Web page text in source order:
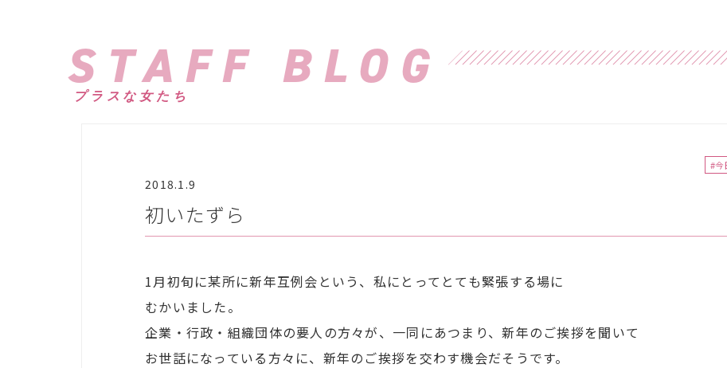
STAFF BLOG
プラスな女たち
#今
2018.1.9
初いたずら
1月初旬に某所に新年互例会という、私にとってとても緊張する場に
むかいました。
企業・行政・組織団体の要人の方々が、一同にあつまり、新年のご挨拶を聞いて
お世話になっている方々に、新年のご挨拶を交わす機会だそうです。